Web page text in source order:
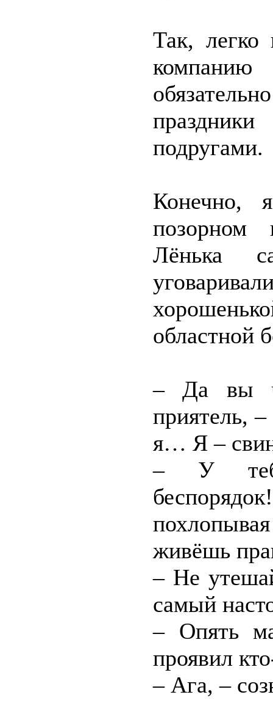
Так,
подругами.
Конечно,
позорном
Лёнька
областной
– Да вы
приятель, –
я… Я –
– У тебя
живёшь
– Не
самый
– Опять
проявил
– Ага, –